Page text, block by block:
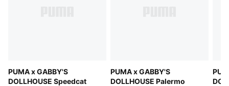
PUMA x GABBY'S
DOLLHOUSE Speedcat
PUMA x GABBY'S
DOLLHOUSE Palermo